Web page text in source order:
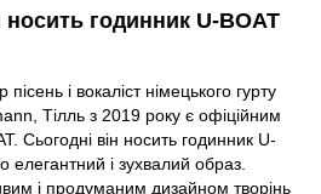
годинник U-BOAT
і вокаліст німецького гурту
Тілль з 2019 року є офіційним
Сьогодні він носить годинник U-
елегантний і зухвалий образ.
і продуманим дизайном творінь